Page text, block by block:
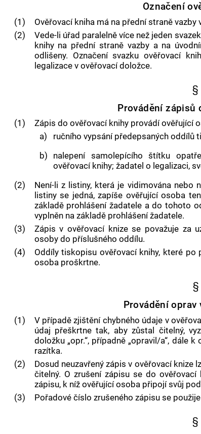
Označení
(1)
Ověřovací kniha má na přední straně vazby
(2)
Vede-li úřad paralelně více než jeden
knihy na přední straně vazby a na
odlišeny. Označení svazku ověřovací
legalizace v ověřovací doložce.
§
Provádění zápisů
(1)
Zápis do ověřovací knihy provádí ověřující
a)
ručního vypsání předepsaných oddílů
b)
nalepení samolepícího štítku
ověřovací knihy; žadatel o legalizaci,
(2)
Není-li z listiny, která je vidimována nebo
listiny se jedná, zapíše ověřující osoba
základě prohlášení žadatele a do tohoto
vyplněn na základě prohlášení žadatele.
(3)
Zápis v ověřovací knize se považuje za
osoby do příslušného oddílu.
(4)
Oddíly tiskopisu ověřovací knihy, které po
osoba proškrtne.
§
Provádění oprav
(1)
V případě zjištění chybného údaje v
údaj přeškrtne tak, aby zůstal čitelný,
doložku „opr.“, případně „opravil/a“, dále
razítka.
(2)
Dosud neuzavřený zápis v ověřovací
čitelný. O zrušení zápisu se do
zápisu, k níž ověřující osoba připojí svůj
(3)
Pořadové číslo zrušeného zápisu se
§